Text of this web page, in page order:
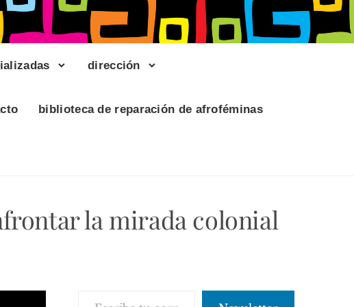
dirección
biblioteca de reparación de afroféminas
la mirada colonial